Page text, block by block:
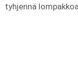
tyhjennä